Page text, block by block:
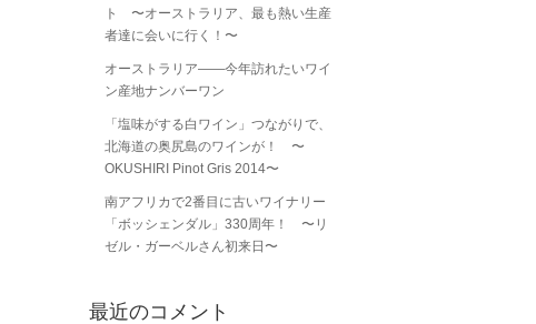
ト 〜オーストラリア、最も熱い生産
者達に会いに行く！〜
オーストラリア――今年訪れたいワイ
ン産地ナンバーワン
「塩味がする白ワイン」つながりで、
北海道の奥尻島のワインが！ 〜
OKUSHIRI Pinot Gris 2014〜
南アフリカで2番目に古いワイナリー
「ボッシェンダル」330周年！ 〜リ
ゼル・ガーベルさん初来日〜
最近のコメント